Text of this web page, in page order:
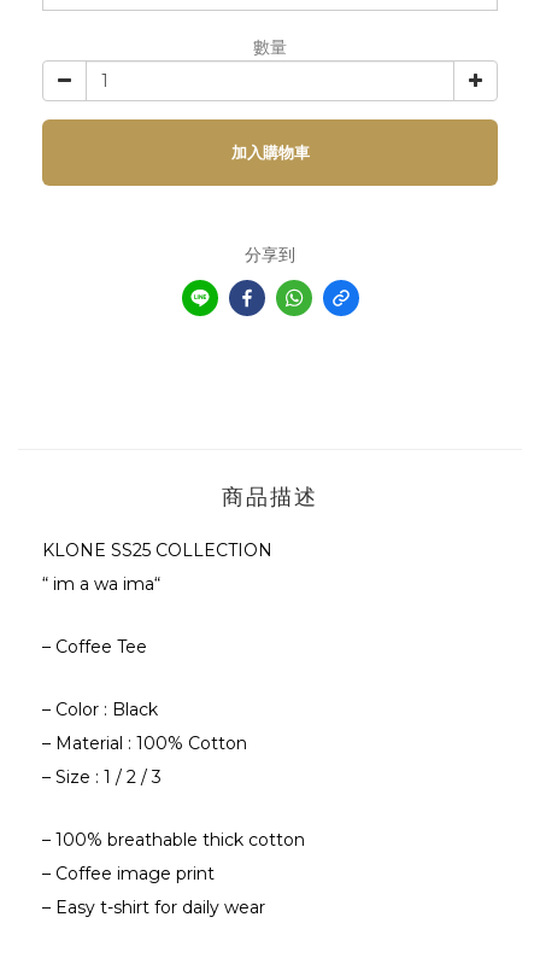
數量
加入購物車
分享到
商品描述
KLONE SS25 COLLECTION
“ im a wa ima“
– Coffee Tee
– Color : Black
– Material : 100% Cotton
– Size : 1 / 2 / 3
– 100% breathable thick cotton
– Coffee image print
– Easy t-shirt for daily wear